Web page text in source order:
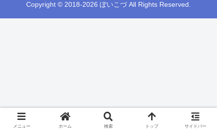
Copyright © 2018-2026 ぽいこづ All Rights Reserved.
メニュー ホーム 検索 トップ サイドバー